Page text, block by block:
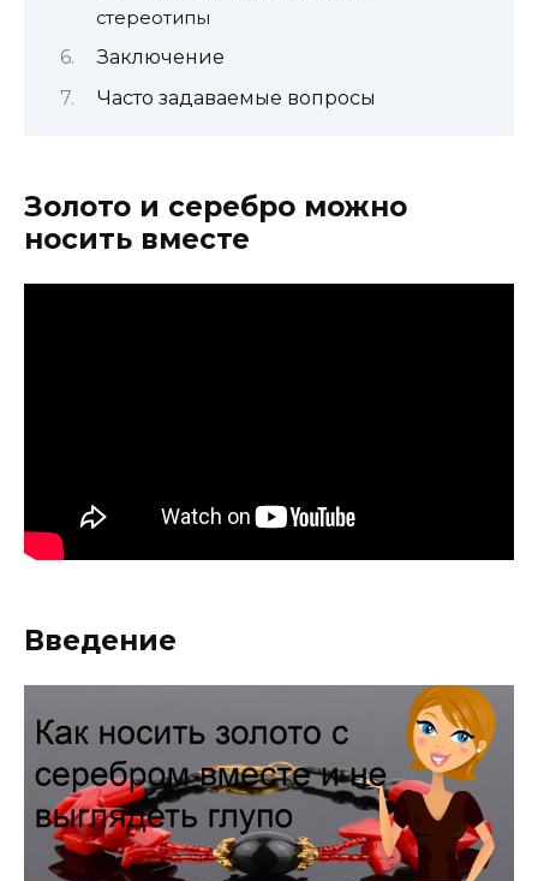
стереотипы
Заключение
Часто задаваемые вопросы
Золото и серебро можно
носить вместе
Введение